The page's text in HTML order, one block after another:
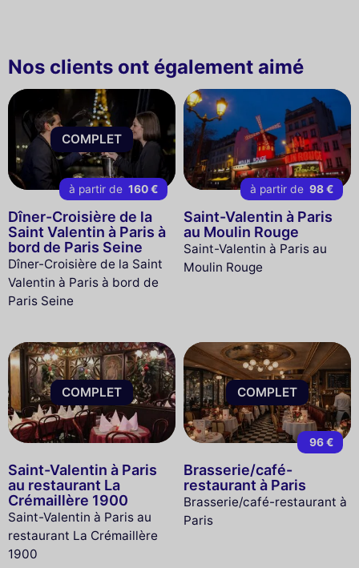
Nos clients ont également aimé
COMPLET
à partir de 160 €
Dîner-Croisière de la
Saint Valentin à Paris à
bord de Paris Seine
Dîner-Croisière de la Saint
Valentin à Paris à bord de
Paris Seine
à partir de 98 €
Saint-Valentin à Paris
au Moulin Rouge
Saint-Valentin à Paris au
Moulin Rouge
COMPLET
Saint-Valentin à Paris
au restaurant La
Crémaillère 1900
Saint-Valentin à Paris au
restaurant La Crémaillère
1900
COMPLET
96 €
Brasserie/café-
restaurant à Paris
Brasserie/café-restaurant à
Paris